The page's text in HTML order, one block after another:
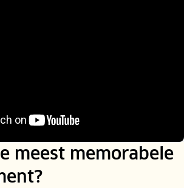
meest memorabele